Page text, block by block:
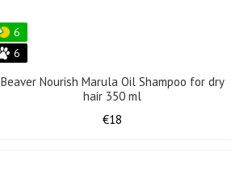
6
6
Beaver Nourish Marula Oil Shampoo for dry
hair 350 ml
€18